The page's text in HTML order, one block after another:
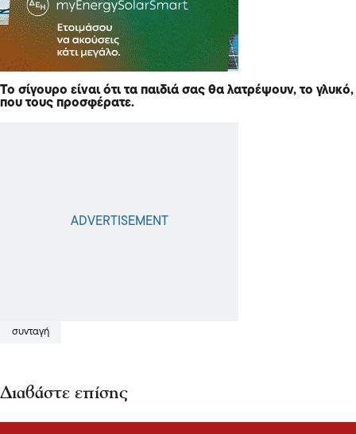
Το σίγουρο είναι ότι τα παιδιά σας θα λατρέψουν, το γλυκό,
που τους προσφέρατε.
συνταγή
Διαβάστε επίσης